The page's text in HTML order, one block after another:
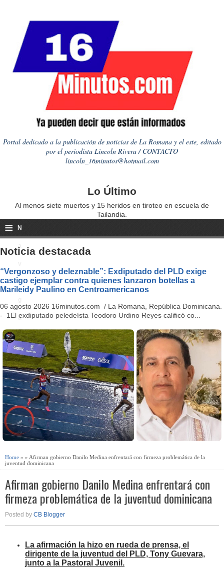
Portal dedicado a la publicación de noticias de La Romana y el este, editado
por el periodista Lincoln Rivera / CONTACTO
lincoln_16minutos@hotmail.com
Lo Último
Al menos siete muertos y 15 heridos en tiroteo en escuela de
Tailandia.
≡ N
a
i
a
ti
o
n
Noticia destacada
“Vergonzoso y deleznable”: Exdiputado del PLD exige
castigo ejemplar contra quienes lanzaron botellas a
Marileidy Paulino en Centroamericanos
06 agosto 2026 16minutos.com / La Romana, República Dominicana.
- 1El exdiputado peledeísta Teodoro Urdino Reyes calificó co...
Home » » Afirman gobierno Danilo Medina enfrentará con firmeza problemática de la
juventud dominicana
Afirman gobierno Danilo Medina enfrentará con
firmeza problemática de la juventud dominicana
Posted by CB Blogger
La afirmación la hizo en rueda de prensa, el
dirigente de la juventud del PLD, Tony Guevara,
junto a la Pastoral Juvenil.